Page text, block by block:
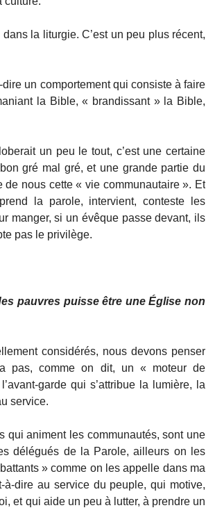
la liturgie. C’est un peu plus récent,
un comportement qui consiste à faire
la Bible, « brandissant » la Bible,
un peu le tout, c’est une certaine
gré mal gré, et une grande partie du
nous cette « vie communautaire ». Et
la parole, intervient, conteste les
manger, si un évêque passe devant, ils
pas le privilège.
pauvres puisse être une Église non
considérés, nous devons penser
pas, comme on dit, un « moteur de
garde qui s’attribue la lumière, la
service.
qui animent les communautés, sont une
délégués de la Parole, ailleurs on les
» comme on les appelle dans ma
à-dire au service du peuple, qui motive,
et qui aide un peu à lutter, à prendre un